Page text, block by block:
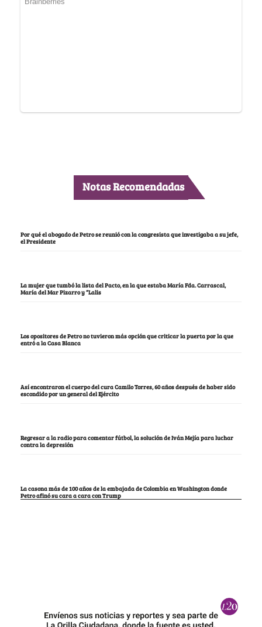
Notas Recomendadas
Por qué el abogado de Petro se reunió con la congresista que investigaba a su jefe,
el Presidente
La mujer que tumbó la lista del Pacto, en la que estaba María Fda. Carrascal,
María del Mar Pizarro y “Lalis
Los opositores de Petro no tuvieron más opción que criticar la puerta por la que
entró a la Casa Blanca
Así encontraron el cuerpo del cura Camilo Torres, 60 años después de haber sido
escondido por un general del Ejército
Regresar a la radio para comentar fútbol, la solución de Iván Mejía para luchar
contra la depresión
La casona más de 100 años de la embajada de Colombia en Washington donde
Petro afinó su cara a cara con Trump